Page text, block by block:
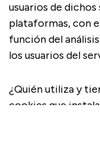
usuarios de
plataformas, con
función del
los usuarios del
¿Quién utiliza y
cookies que